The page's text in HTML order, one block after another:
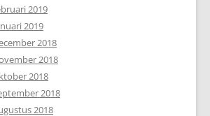
2019
2019
2018
2018
2018
2018
2018